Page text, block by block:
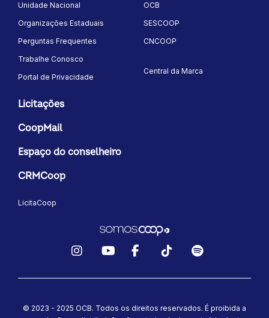
Unidade Nacional
Organizações Estaduais
Perguntas Frequentes
Trabalhe Conosco
Portal de Privacidade
OCB
SESCOOP
CNCOOP
Central da Marca
Licitações
CoopMail
Espaço do conselheiro
CRMCoop
LicitaCoop
© 2023 - 2025 OCB. Todos os direitos reservados. É proibida a